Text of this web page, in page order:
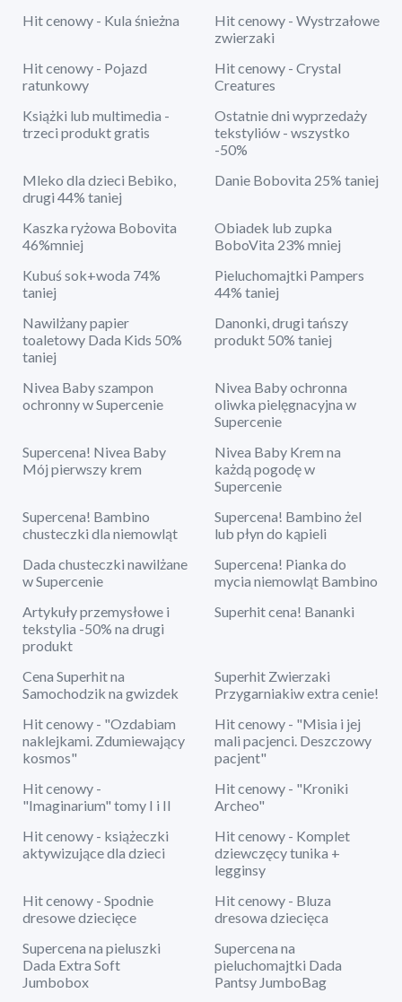
Hit cenowy - Kula śnieżna
Hit cenowy - Wystrzałowe
zwierzaki
Hit cenowy - Pojazd
ratunkowy
Hit cenowy - Crystal
Creatures
Książki lub multimedia -
trzeci produkt gratis
Ostatnie dni wyprzedaży
tekstyliów - wszystko
-50%
Mleko dla dzieci Bebiko,
drugi 44% taniej
Danie Bobovita 25% taniej
Kaszka ryżowa Bobovita
46%mniej
Obiadek lub zupka
BoboVita 23% mniej
Kubuś sok+woda 74%
taniej
Pieluchomajtki Pampers
44% taniej
Nawilżany papier
toaletowy Dada Kids 50%
taniej
Danonki, drugi tańszy
produkt 50% taniej
Nivea Baby szampon
ochronny w Supercenie
Nivea Baby ochronna
oliwka pielęgnacyjna w
Supercenie
Supercena! Nivea Baby
Mój pierwszy krem
Nivea Baby Krem na
każdą pogodę w
Supercenie
Supercena! Bambino
chusteczki dla niemowląt
Supercena! Bambino żel
lub płyn do kąpieli
Dada chusteczki nawilżane
w Supercenie
Supercena! Pianka do
mycia niemowląt Bambino
Artykuły przemysłowe i
tekstylia -50% na drugi
produkt
Superhit cena! Bananki
Cena Superhit na
Samochodzik na gwizdek
Superhit Zwierzaki
Przygarniakiw extra cenie!
Hit cenowy - "Ozdabiam
naklejkami. Zdumiewający
kosmos"
Hit cenowy - "Misia i jej
mali pacjenci. Deszczowy
pacjent"
Hit cenowy -
"Imaginarium" tomy I i II
Hit cenowy - "Kroniki
Archeo"
Hit cenowy - książeczki
aktywizujące dla dzieci
Hit cenowy - Komplet
dziewczęcy tunika +
legginsy
Hit cenowy - Spodnie
dresowe dziecięce
Hit cenowy - Bluza
dresowa dziecięca
Supercena na pieluszki
Dada Extra Soft
Jumbobox
Supercena na
pieluchomajtki Dada
Pantsy JumboBag